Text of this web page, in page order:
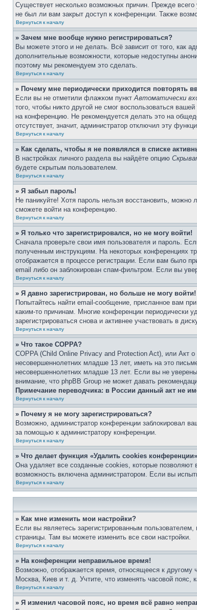
Существует несколько возможных причин. Прежде
не был ли вам закрыт доступ к конференции. Также
Вернуться к началу
» Зачем мне вообще нужно регистрироваться?
Вы можете этого и не делать. Всё зависит от того, как
дополнительные возможности, которые недоступны
поэтому мы рекомендуем это сделать.
Вернуться к началу
» Почему мне периодически приходится повторять
Если вы не отметили флажком пунктАвтоматически
того, чтобы никто другой не смог воспользоваться
на конференцию. Не рекомендуется делать это на
отсутствует, значит, администратор отключил эту
Вернуться к началу
» Как сделать, чтобы я не появлялся в списке
В настройках личного раздела вы найдёте опцию
будете скрытым пользователем.
Вернуться к началу
» Я забыл пароль!
Не паникуйте! Хотя пароль нельзя восстановить,
сможете войти на конференцию.
Вернуться к началу
» Я только что зарегистрировался, но не могу войти!
Сначала проверьте свои имя пользователя и пароль.
полученным инструкциям. На некоторых конференциях
отображается в процессе регистрации. Если вам было
email либо он заблокирован спам-фильтром. Если вы
Вернуться к началу
» Я давно зарегистрирован, но больше не могу войти!
Попытайтесь найти email-сообщение, присланное вам
каким-то причинам. Многие конференции периодически
зарегистрироваться снова и активнее участвовать в
Вернуться к началу
» Что такое COPPA?
COPPA (Child Online Privacy and Protection Act), или Акт
несовершеннолетних младше 13 лет, иметь на это
несовершеннолетних младше 13 лет. Если вы не
внимание, что phpBB Group не может давать
Примечание переводчика: в России данный акт не
Вернуться к началу
» Почему я не могу зарегистрироваться?
Возможно, администратор конференции заблокировал
за помощью к администратору конференции.
Вернуться к началу
» Что делает функция «Удалить cookies
Она удаляет все созданные cookies, которые позволяют
возможность включена администратором. Если вы
Вернуться к началу
» Как мне изменить мои настройки?
Если вы являетесь зарегистрированным
страницы. Там вы можете изменить все свои настройки.
Вернуться к началу
» На конференции неправильное время!
Возможно, отображается время, относящееся к другому
Москва, Киев и т. д. Учтите, что изменять часовой пояс,
Вернуться к началу
» Я изменил часовой пояс, но время всё равно